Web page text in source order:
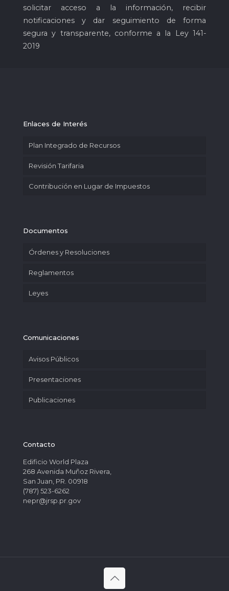
solicitar acceso a la información, recibir
notificaciones y dar seguimiento de forma
segura y transparente, conforme a la Ley 141-
2019
Enlaces de Interés
Plan Integrado de Recursos
Revisión Tarifaria
Contribución en Lugar de Impuestos
Documentos
Órdenes y Resoluciones
Reglamentos
Leyes
Comunicaciones
Avisos Públicos
Presentaciones
Publicaciones
Contacto
Edificio World Plaza
268 Avenida Muñoz Rivera,
San Juan, PR. 00918
(787) 523-6262
nepr@jrsp.pr.gov